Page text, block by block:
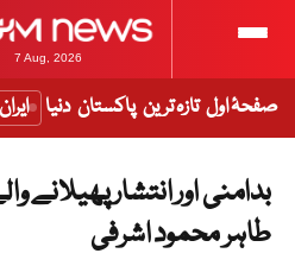
7 Aug, 2026
صفحۂ اول تازہ ترین پاکستان دنیا
بدامنی اور انتشار پھیلانے
طاہر محمود اشرفی